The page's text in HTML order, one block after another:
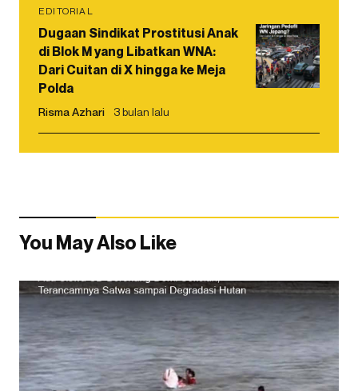
EDITORIAL
Dugaan Sindikat Prostitusi Anak
di Blok M yang Libatkan WNA:
Dari Cuitan di X hingga ke Meja
Polda
Risma Azhari 3 bulan lalu
You May Also Like